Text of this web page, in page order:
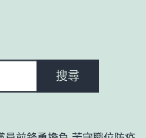
搜尋